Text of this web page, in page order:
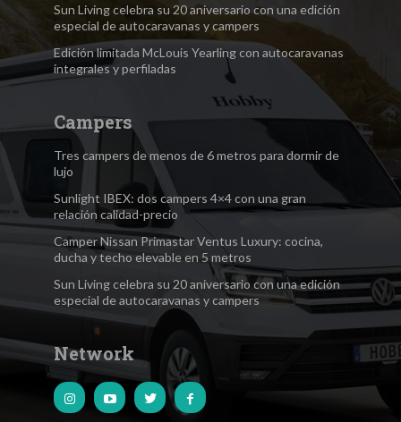
Sun Living celebra su 20 aniversario con una edición
especial de autocaravanas y campers
Edición limitada McLouis Yearling con autocaravanas
integrales y perfiladas
Campers
Tres campers de menos de 6 metros para dormir de
lujo
Sunlight IBEX: dos campers 4×4 con una gran
relación calidad-precio
Camper Nissan Primastar Ventus Luxury: cocina,
ducha y techo elevable en 5 metros
Sun Living celebra su 20 aniversario con una edición
especial de autocaravanas y campers
Network